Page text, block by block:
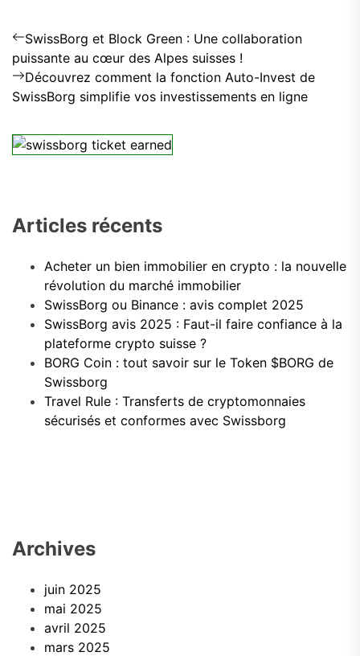
Navigation
de
l’article
Previous
post:
SwissBorg et Block Green : Une collaboration
puissante au cœur des Alpes suisses !
Next
post:
Découvrez comment la fonction Auto-Invest de
SwissBorg simplifie vos investissements en ligne
Articles récents
Acheter un bien immobilier en crypto : la nouvelle
révolution du marché immobilier
SwissBorg ou Binance : avis complet 2025
SwissBorg avis 2025 : Faut-il faire confiance à la
plateforme crypto suisse ?
BORG Coin : tout savoir sur le Token $BORG de
Swissborg
Travel Rule : Transferts de cryptomonnaies
sécurisés et conformes avec Swissborg
Archives
juin 2025
mai 2025
avril 2025
mars 2025